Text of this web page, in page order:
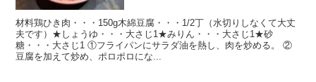
材料鶏ひき肉・・・150g木綿豆腐・・・1/2丁（水切りしなくて大丈
夫です）★しょうゆ・・・大さじ1★みりん・・・大さじ1★砂
糖・・・大さじ1 ①フライパンにサラダ油を熱し、肉を炒める。 ②
豆腐を加えて炒め、ポロポロにな...